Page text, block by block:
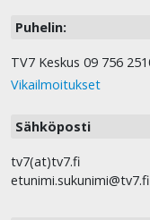
Puhelin:
TV7 Keskus 09 756
Vikailmoitukset
Sähköposti
tv7(at)tv7.fi
etunimi.sukunimi@tv7.fi